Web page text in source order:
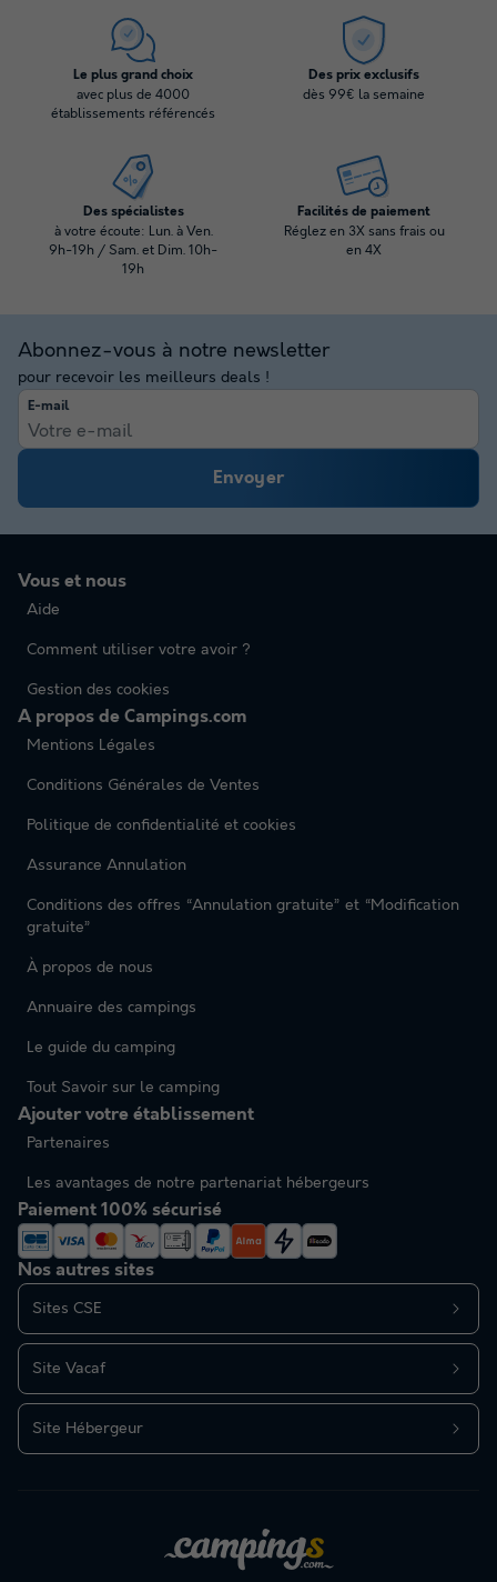
Le plus grand choix
avec plus de 4000
établissements référencés
Des prix exclusifs
dès 99€ la semaine
Des spécialistes
à votre écoute: Lun. à Ven.
9h-19h / Sam. et Dim. 10h-
19h
Facilités de paiement
Réglez en 3X sans frais ou
en 4X
Abonnez-vous à notre newsletter
pour recevoir les meilleurs deals !
E-mail
Envoyer
Nos autres sites
Sites CSE
Site Vacaf
Site Hébergeur
Vous et nous
Aide
Comment utiliser votre avoir ?
Gestion des cookies
A propos de Campings.com
Mentions Légales
Conditions Générales de Ventes
Politique de confidentialité et cookies
Assurance Annulation
Conditions des offres “Annulation gratuite” et “Modification
gratuite”
À propos de nous
Annuaire des campings
Le guide du camping
Tout Savoir sur le camping
Ajouter votre établissement
Partenaires
Les avantages de notre partenariat hébergeurs
Paiement 100% sécurisé